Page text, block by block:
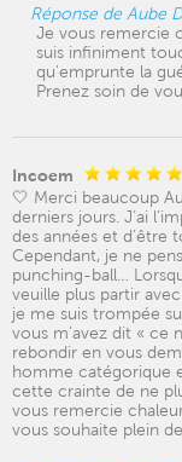
Réponse de Aube
Je vous remercie
suis infiniment
qu'emprunte la
Prenez soin de
Incoem
🤍 Merci beaucoup
derniers jours. J’ai
des années et d’être
Cependant, je ne
punching-ball…
veuille plus partir
je me suis trompée
vous m’avez dit « ce
rebondir en vous
homme catégorique
cette crainte de ne
vous remercie
vous souhaite plein